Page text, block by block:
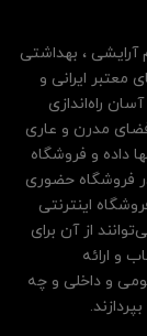
آرایشی ، بهداشتی
معتبر ایرانی و
راه‌اندازی
مدرن و عاری
داده و فروشگاه
خود را بر پایه سال‌ها تجربه از سال 1395 در فروشگاه حضوری
اینترنتی
از آن‌ برای
و ارائه
و داخلی و چه